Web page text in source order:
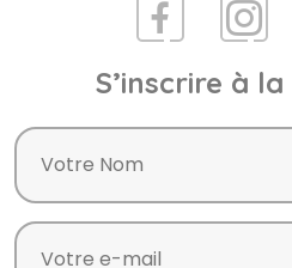
S’inscrire à la